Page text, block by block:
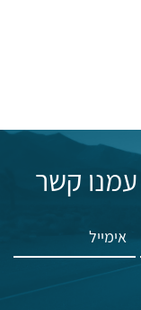
עמנו קשר